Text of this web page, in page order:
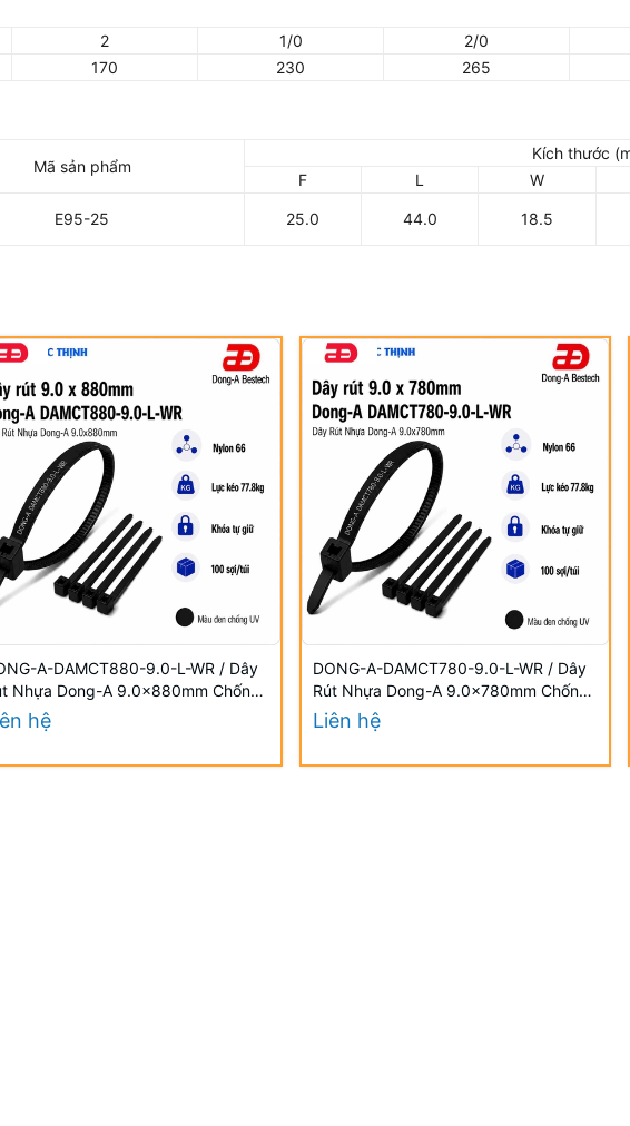
2 1/0 2/0
170 230 265
Mã sản phẩm
Kích thước
F
L W
E95-25 25.0 44.0 18.5
A-DAMCT880-9.0-L-WR / Dây
Nhựa Dong-A 9.0×880mm Chống
hệ
DONG-A-DAMCT780-9.0-L-WR / Dây
Rút Nhựa Dong-A 9.0×780mm Chống
UV
Liên hệ